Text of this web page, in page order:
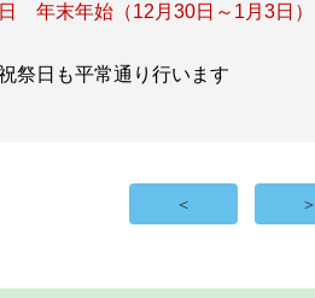
日 年末年始（12月30日～1月3日）
祭日も平常通り行います
＜ ＞